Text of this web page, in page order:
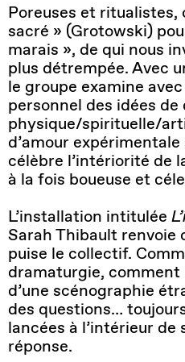
Poreuses et ritualistes,
sacré » (Grotowski)
marais », de qui nous
plus détrempée. Avec
le groupe examine
personnel des idées
physique/spirituelle/
d’amour
célèbre l’intériorité de
à la fois boueuse et
L’installation intitulée
Sarah Thibault renvoie
puise le collectif.
dramaturgie, comment
d’une scénographie
des questions…
lancées à l’intérieur de
réponse.